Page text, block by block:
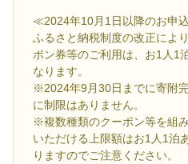
≪2024年10月1日以降のお申
ふるさと納税制度の改正によ
ポン券等のご利用は、お1人1
なります。
※2024年9月30日までに寄附
に制限はありません。
※複数種類のクーポン等を組
いただける上限額はお1人1泊
りますのでご注意ください。